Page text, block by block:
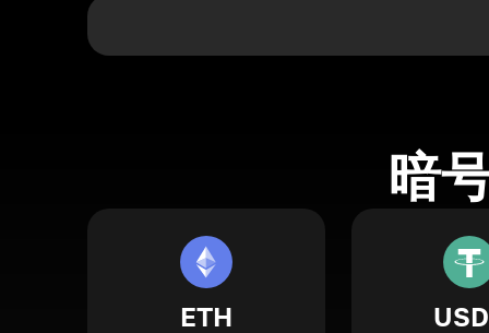
暗
ETH